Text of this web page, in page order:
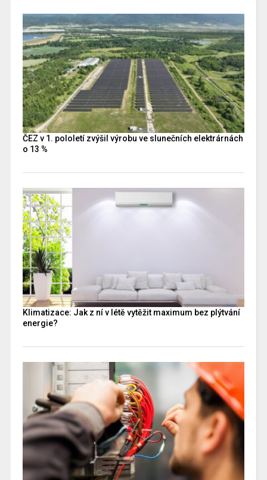
ČEZ v 1. pololetí zvýšil výrobu ve slunečních elektrárnách
o 13 %
Klimatizace: Jak z ní v létě vytěžit maximum bez plýtvání
energie?